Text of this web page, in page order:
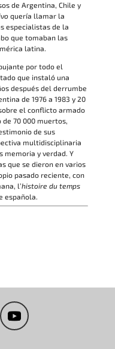
de Argentina, Chile y
quería llamar la
especialistas de la
que tomaban las
latina.
por todo el
que instaló una
después del derrumbe
de 1976 a 1983 y 20
el conflicto armado
de 70 000 muertos,
de sus
multidisciplinaria
memoria y verdad. Y
que se dieron en varios
pasado reciente, con
l’histoire du temps
española.